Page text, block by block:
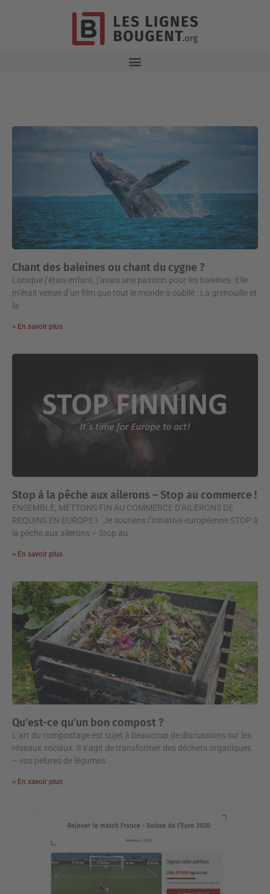
Chant des baleines ou chant du cygne ?
Lorsque j’étais enfant, j’avais une passion pour les baleines. Elle
m’était venue d’un film que tout le monde a oublié : La grenouille et
la
> En savoir plus
Stop à la pêche aux ailerons – Stop au commerce !
ENSEMBLE, METTONS FIN AU COMMERCE D’AILERONS DE
REQUINS EN EUROPE ! Je soutiens l’initiative européenne STOP à
la pêche aux ailerons – Stop au
> En savoir plus
Qu’est-ce qu’un bon compost ?
L’art du compostage est sujet à beaucoup de discussions sur les
réseaux sociaux. Il s’agit de transformer des déchets organiques
– vos pelures de légumes
> En savoir plus